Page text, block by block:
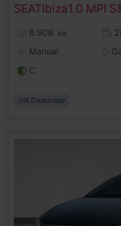
SEATIbiza1.0 MPI
8.908 km
Manual
C
IVA Deducible